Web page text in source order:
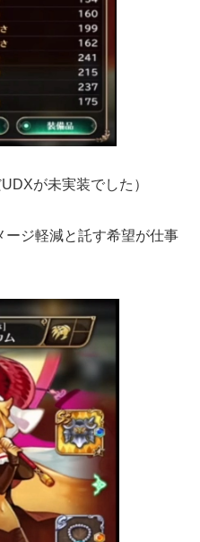
が未実装でした）
ージ軽減と託す希望が仕事